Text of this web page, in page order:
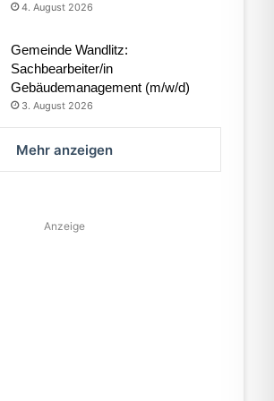
4. August 2026
Gemeinde Wandlitz:
Sachbearbeiter/in
Gebäudemanagement (m/w/d)
3. August 2026
Mehr anzeigen
Anzeige